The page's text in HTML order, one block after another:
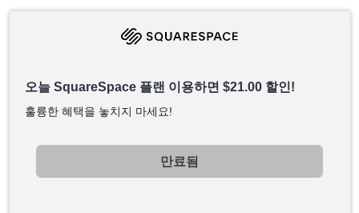
오늘 SquareSpace 플랜 이용하면 $21.00할인!
훌륭한 혜택을 놓치지 마세요!
만료됨